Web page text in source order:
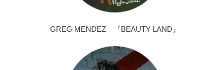
GREG MENDEZ 『BEAUTY LAND』